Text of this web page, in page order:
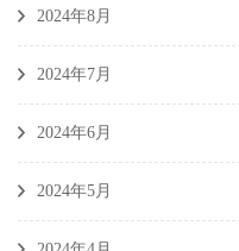
2024年8月
2024年7月
2024年6月
2024年5月